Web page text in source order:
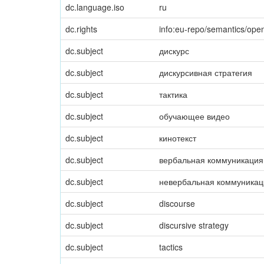
dc.language.iso
ru
dc.rights
info:eu-repo/semantics/
dc.subject
дискурс
dc.subject
дискурсивная стратегия
dc.subject
тактика
dc.subject
обучающее видео
dc.subject
кинотекст
dc.subject
вербальная коммуникация
dc.subject
невербальная
dc.subject
discourse
dc.subject
discursive strategy
dc.subject
tactics